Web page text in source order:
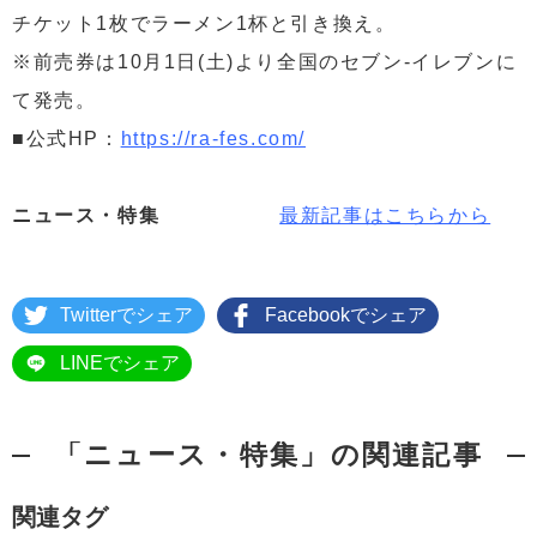
チケット1枚でラーメン1杯と引き換え。
※前売券は10月1日(土)より全国のセブン-イレブンに
て発売。
■公式HP：
https://ra-fes.com/
ニュース・特集 最新記事はこちらから
Twitterでシェア Facebookでシェア
LINEでシェア
「ニュース・特集」の関連記事
関連タグ